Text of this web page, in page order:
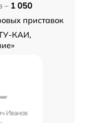
– 1 050
приставок
КАИ,